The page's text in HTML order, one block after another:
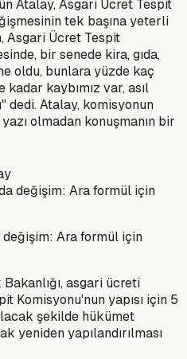
Atalay, Asgari Ücret Tespit
tek başına yeterli
Asgari Ücret Tespit
bir senede kira, gıda,
oldu, bunlara yüzde kaç
kaybımız var, asıl
dedi. Atalay, komisyonun
olmadan konuşmanın bir
değişim: Ara formül için
asgari ücreti
Komisyonu'nun yapısı için 5
şekilde hükümet
yeniden yapılandırılması